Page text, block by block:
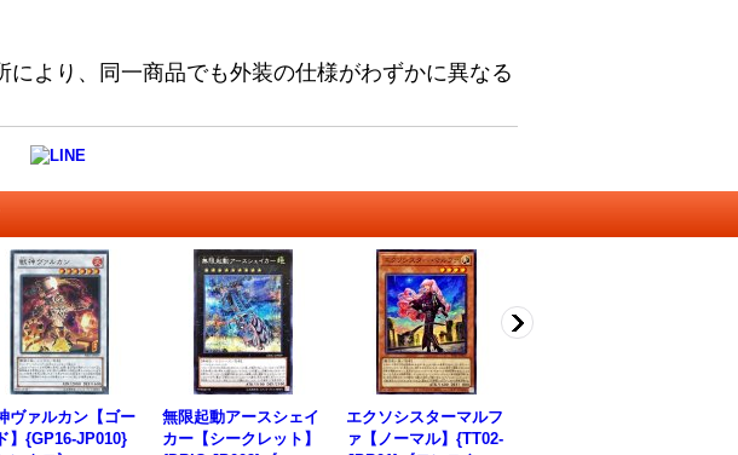
より、同一商品でも外装の仕様がわずかに異なる
ヴァルカン【ゴー
】{GP16-JP010}
無限起動アースシェイ
カー【シークレット】
エクソシスターマルフ
ァ【ノーマル】{TT02-